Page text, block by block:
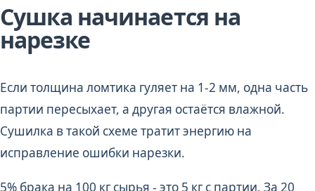
Сушка начинается на
нарезке
Если толщина ломтика гуляет на 1-2 мм, одна часть
партии пересыхает, а другая остаётся влажной.
Сушилка в такой схеме тратит энергию на
исправление ошибки нарезки.
5% брака на 100 кг сырья - это 5 кг с партии. За 20